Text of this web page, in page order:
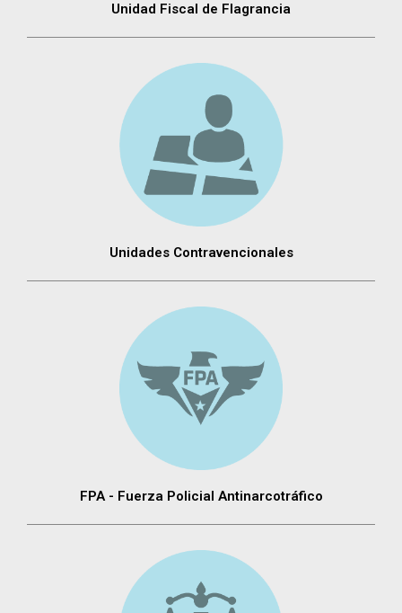
Unidad Fiscal de Flagrancia
Unidades Contravencionales
FPA - Fuerza Policial Antinarcotráfico